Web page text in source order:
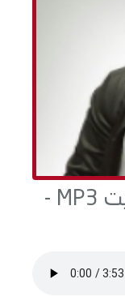
اغنية هيثم سعيد - انا مليت MP3 -